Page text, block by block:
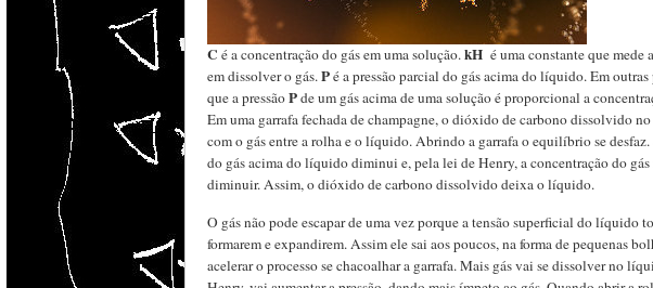
C é a concentração do gás em uma solução.kH é uma constante que
em dissolver o gás.Pé a pressão parcial do gás acima do líquido. Em
que a pressãoPde um gás acima de uma solução é proporcional a
Em uma garrafa fechada de champagne, o dióxido de carbono dissolvido
com o gás entre a rolha e o líquido. Abrindo a garrafa o equilíbrio se desfaz.
do gás acima do líquido diminui e, pela lei de Henry, a concentração do
diminuir. Assim, o dióxido de carbono dissolvido deixa o líquido.
O gás não pode escapar de uma vez porque a tensão superficial do líquido
formarem e expandirem. Assim ele sai aos poucos, na forma de pequenas
acelerar o processo se chacoalhar a garrafa. Mais gás vai se dissolver no